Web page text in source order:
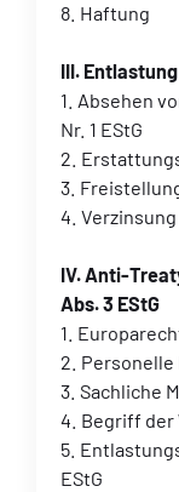
8. Haftung
III.
1. Absehen
Nr. 1 EStG
2.
3.
4. Verzinsung
IV. Anti-
Abs. 3 EStG
1.
2.
3. Sachliche
4. Begriff
5.
EStG